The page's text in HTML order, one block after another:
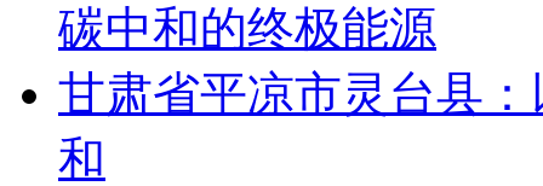
碳中和的终极能源
甘肃省平凉市灵台县
和